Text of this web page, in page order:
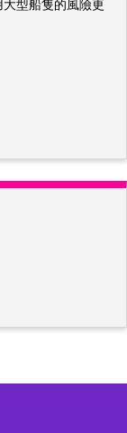
型船隻的風險更